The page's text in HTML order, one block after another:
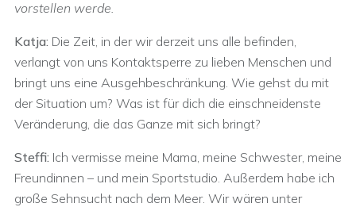
vorstellen werde.
Katja: Die Zeit, in der wir derzeit uns alle befinden,
verlangt von uns Kontaktsperre zu lieben Menschen und
bringt uns eine Ausgehbeschränkung. Wie gehst du mit
der Situation um? Was ist für dich die einschneidenste
Veränderung, die das Ganze mit sich bringt?
Steffi: Ich vermisse meine Mama, meine Schwester, meine
Freundinnen – und mein Sportstudio. Außerdem habe ich
große Sehnsucht nach dem Meer. Wir wären unter